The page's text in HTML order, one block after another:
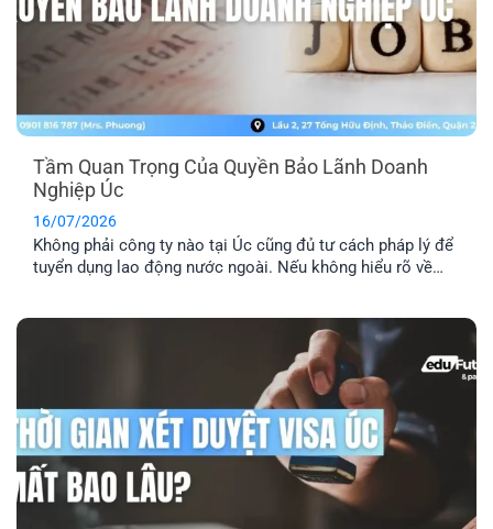
Tầm Quan Trọng Của Quyền Bảo Lãnh Doanh
Nghiệp Úc
16/07/2026
Không phải công ty nào tại Úc cũng đủ tư cách pháp lý để
tuyển dụng lao động nước ngoài. Nếu không hiểu rõ về